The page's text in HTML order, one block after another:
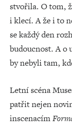
stvořila. O tom,
i klecí. A že i to
se každý den
budoucnost. A o
by nebyli tam,
Letní scéna
patřit nejen
inscenacím